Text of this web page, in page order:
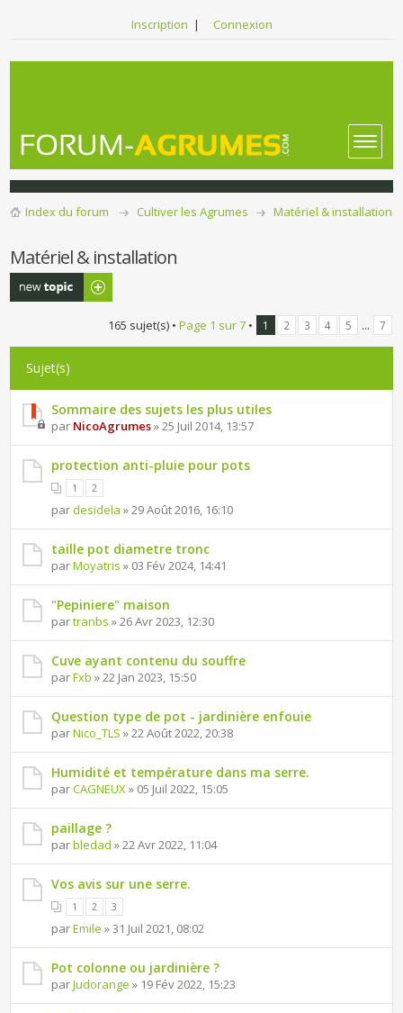
Inscription | Connexion
Index du forum Cultiver les Agrumes Matériel & installation
Matériel & installation
Publier un
nouveau sujet
165 sujet(s) • Page 1 sur7• 1 2 3 4 5 ... 7
Sujet(s)
Sommaire des sujets les plus utiles
par NicoAgrumes» 25 Juil 2014, 13:57
protection anti-pluie pour pots
1 2
pardesidela » 29 Août 2016, 16:10
taille pot diametre tronc
parMoyatris » 03 Fév 2024, 14:41
"Pepiniere" maison
partranbs » 26 Avr 2023, 12:30
Cuve ayant contenu du souffre
parFxb » 22 Jan 2023, 15:50
Question type de pot - jardinière enfouie
parNico_TLS » 22 Août 2022, 20:38
Humidité et température dans ma serre.
parCAGNEUX» 05 Juil 2022, 15:05
paillage ?
parbledad » 22 Avr 2022, 11:04
Vos avis sur une serre.
1 2 3
parEmile » 31 Juil 2021, 08:02
Pot colonne ou jardinière ?
parJudorange » 19 Fév 2022, 15:23